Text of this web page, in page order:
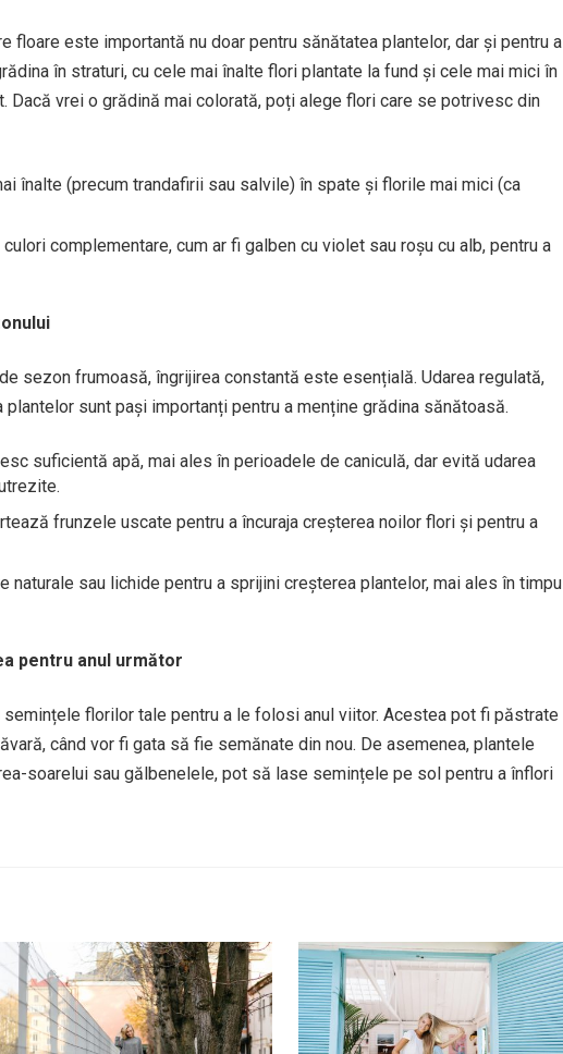
floare este importantă nu doar pentru sănătatea plantelor, dar și pentru a
în straturi, cu cele mai înalte flori plantate la fund și cele mai mici în
Dacă vrei o grădină mai colorată, poți alege flori care se potrivesc din
înalte (precum trandafirii sau salvile) în spate și florile mai mici (ca
complementare, cum ar fi galben cu violet sau roșu cu alb, pentru a
sezon frumoasă, îngrijirea constantă este esențială. Udarea regulată,
sunt pași importanți pentru a menține grădina sănătoasă.
suficientă apă, mai ales în perioadele de caniculă, dar evită udarea
frunzele uscate pentru a încuraja creșterea noilor flori și pentru a
naturale sau lichide pentru a sprijini creșterea plantelor, mai ales în timpul
pentru anul următor
florilor tale pentru a le folosi anul viitor. Acestea pot fi păstrate
când vor fi gata să fie semănate din nou. De asemenea, plantele
soarelui sau gălbenelele, pot să lase semințele pe sol pentru a înflori